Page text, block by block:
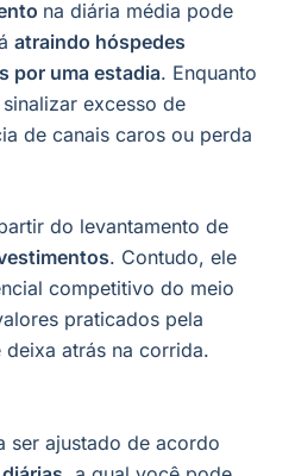
na diária média pode
atraindo hóspedes
por uma estadia. Enquanto
excesso de
de canais caros ou perda
do levantamento de
. Contudo, ele
competitivo do meio
praticados pela
deixa atrás na corrida.
ser ajustado de acordo